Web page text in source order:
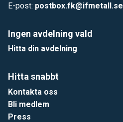
E-post: postbox.fk@ifmetall.se
Ingen avdelning vald
Hitta din avdelning
Hitta snabbt
Kontakta oss
Bli medlem
Press